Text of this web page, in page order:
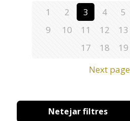
1 2 3 4 5
9
10 11 12 13
17
18 19
Next page
Netejar filtres